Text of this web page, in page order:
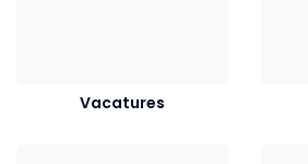
Vacatures